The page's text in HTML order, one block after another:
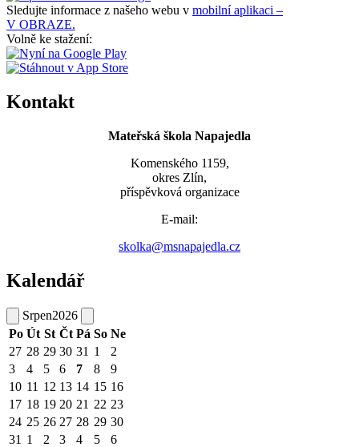
Sledujte informace z našeho webu v mobilní aplikaci –
V OBRAZE.
Volně ke stažení:
Kontakt
Mateřská škola Napajedla
Komenského 1159,
okres Zlín,
příspěvková organizace
E-mail:
skolka@msnapajedla.cz
Kalendář
Srpen2026
Po Út St Čt Pá So Ne
27 28 29 30 31 1
2
3
4 5 6 7 8
9
10 11 12 13 14 15 16
17 18 19 20 21 22 23
24 25 26 27 28 29 30
31 1 2 3 4 5 6